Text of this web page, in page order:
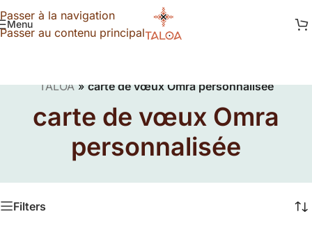
Passer à la navigation
Passer au contenu principal
Menu
TALOA»carte de vœux Omra personnalisée
carte de vœux Omra
personnalisée
Filters